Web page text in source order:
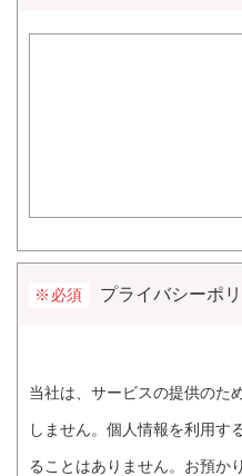
※必須 プライバシーポ
当社は、サービスの提供のた
しません。個人情報を利用す
ることはありません。お預か